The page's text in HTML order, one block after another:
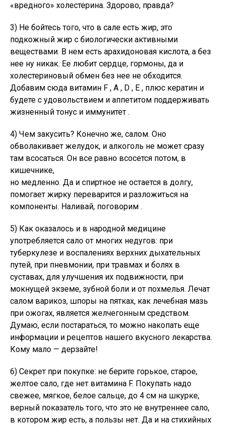
«вредного» холестерина. Здорово, правда?
3) Не бойтесь того, что в сале есть жир, это
подкожный жир с биологически активными
веществами. В нем есть арахидоновая кислота, а без
нее ну никак. Ее любит сердце, гормоны, да и
холестериновый обмен без нее не обходится.
Добавим сюда витамин F , A , D , E , плюс кератин и
будете с удовольствием и аппетитом поддерживать
жизненный тонус и иммунитет .
4) Чем закусить? Конечно же, салом. Оно
обволакивает желудок, и алкоголь не может сразу
там всосаться. Он все равно всосется потом, в
кишечнике,
но медленно. Да и спиртное не остается в долгу,
помогает жирку переварится и разложиться на
компоненты. Наливай, поговорим .
5) Как оказалось и в народной медицине
употребляется сало от многих недугов: при
туберкулезе и воспалениях верхних дыхательных
путей, при пневмонии, при травмах и болях в
суставах, для улучшения их подвижности, при
мокнущей экземе, зубной боли и от похмелья. Лечат
салом варикоз, шпоры на пятках, как лечебная мазь
при ожогах, является желчегонным средством.
Думаю, если постараться, то можно накопать еще
информации и рецептов нашего вкусного лекарства.
Кому мало — дерзайте!
6) Секрет при покупке: не берите горькое, старое,
желтое сало, где нет витамина F. Покупать надо
свежее, мягкое, белое сальце, до 4 см на шкурке,
верный показатель того, что это не внутреннее сало,
в котором жир есть, а пользы нет. Да и на стихийных